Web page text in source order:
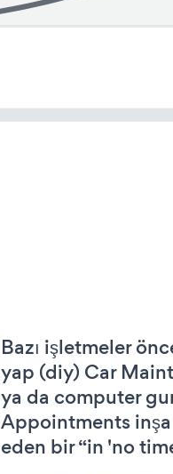
Bazı işletmeler
yap (diy) Car
ya da computer
Appointments
eden bir “in 'no